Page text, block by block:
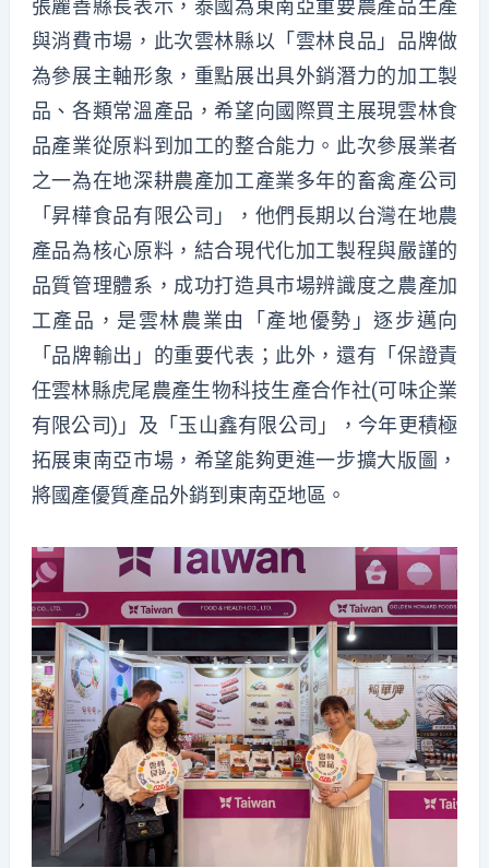
張麗善縣長表示，泰國為東南亞重要農產品生產
與消費市場，此次雲林縣以「雲林良品」品牌做
為參展主軸形象，重點展出具外銷潛力的加工製
品、各類常溫產品，希望向國際買主展現雲林食
品產業從原料到加工的整合能力。此次參展業者
之一為在地深耕農產加工產業多年的畜禽產公司
「昇樺食品有限公司」，他們長期以台灣在地農
產品為核心原料，結合現代化加工製程與嚴謹的
品質管理體系，成功打造具市場辨識度之農產加
工產品，是雲林農業由「產地優勢」逐步邁向
「品牌輸出」的重要代表；此外，還有「保證責
任雲林縣虎尾農產生物科技生產合作社(可味企業
有限公司)」及「玉山鑫有限公司」，今年更積極
拓展東南亞市場，希望能夠更進一步擴大版圖，
將國產優質產品外銷到東南亞地區。